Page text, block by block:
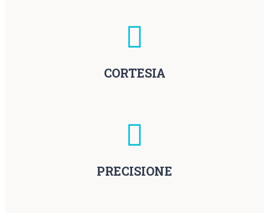
CORTESIA
PRECISIONE